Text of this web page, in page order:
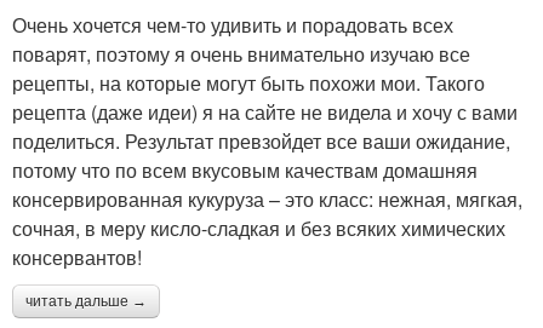
Очень хочется чем-то удивить и порадовать всех
поварят, поэтому я очень внимательно изучаю все
рецепты, на которые могут быть похожи мои. Такого
рецепта (даже идеи) я на сайте не видела и хочу с вами
поделиться. Результат превзойдет все ваши ожидание,
потому что по всем вкусовым качествам домашняя
консервированная кукуруза – это класс: нежная, мягкая,
сочная, в меру кисло-сладкая и без всяких химических
консервантов!
читать дальше →